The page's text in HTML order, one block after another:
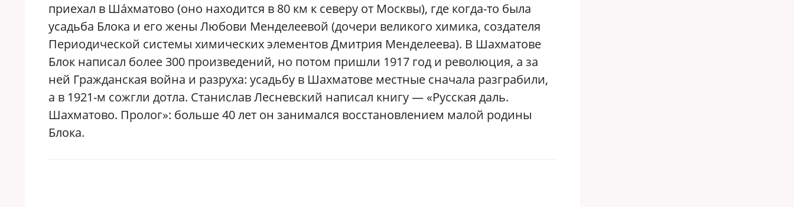
приехал в Шáхматово (оно находится в 80 км к северу от Москвы), где когда-то была
усадьба Блока и его жены Любови Менделеевой (дочери великого химика, создателя
Периодической системы химических элементов Дмитрия Менделеева). В Шахматове
Блок написал более 300 произведений, но потом пришли 1917 год и революция, а за
ней Гражданская война и разруха: усадьбу в Шахматове местные сначала разграбили,
а в 1921-м сожгли дотла. Станислав Лесневский написал книгу — «Русская даль.
Шахматово. Пролог»: больше 40 лет он занимался восстановлением малой родины
Блока.